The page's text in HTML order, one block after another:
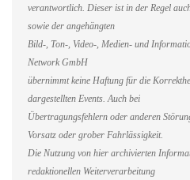
verantwortlich. Dieser ist in der Regel
sowie der angehängten
Bild-, Ton-, Video-, Medien- und
Network GmbH
übernimmt keine Haftung für die
dargestellten Events. Auch bei
Übertragungsfehlern oder anderen
Vorsatz oder grober Fahrlässigkeit.
Die Nutzung von hier archivierten
redaktionellen Weiterverarbeitung